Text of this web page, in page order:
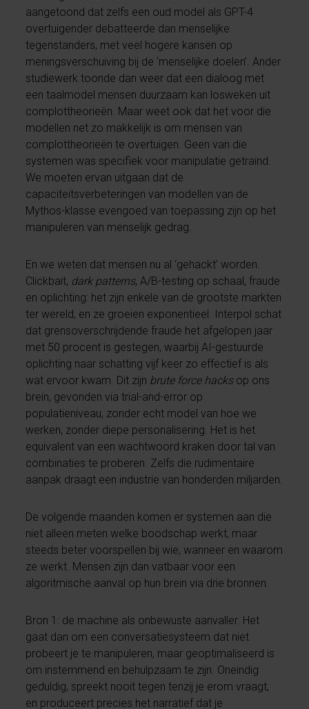
aangetoond dat zelfs een oud model als GPT-4
overtuigender debatteerde dan menselijke
tegenstanders, met veel hogere kansen op
meningsverschuiving bij de ‘menselijke doelen’. Ander
studiewerk toonde dan weer dat een dialoog met
een taalmodel mensen duurzaam kan losweken uit
complottheorieën. Maar weet ook dat het voor die
modellen net zo makkelijk is om mensen van
complottheorieën te overtuigen. Geen van die
systemen was specifiek voor manipulatie getraind.
We moeten ervan uitgaan dat de
capaciteitsverbeteringen van modellen van de
Mythos-klasse evengoed van toepassing zijn op het
manipuleren van menselijk gedrag.
En we weten dat mensen nu al ‘gehackt’ worden.
Clickbait, dark patterns, A/B-testing op schaal, fraude
en oplichting: het zijn enkele van de grootste markten
ter wereld, en ze groeien exponentieel. Interpol schat
dat grensoverschrijdende fraude het afgelopen jaar
met 50 procent is gestegen, waarbij AI-gestuurde
oplichting naar schatting vijf keer zo effectief is als
wat ervoor kwam. Dit zijn brute force hacksop ons
brein, gevonden via trial-and-error op
populatieniveau, zonder echt model van hoe we
werken, zonder diepe personalisering. Het is het
equivalent van een wachtwoord kraken door tal van
combinaties te proberen. Zelfs die rudimentaire
aanpak draagt een industrie van honderden miljarden.
De volgende maanden komen er systemen aan die
niet alleen meten welke boodschap werkt, maar
steeds beter voorspellen bij wie, wanneer en waarom
ze werkt. Mensen zijn dan vatbaar voor een
algoritmische aanval op hun brein via drie bronnen.
Bron 1: de machine als onbewuste aanvaller. Het
gaat dan om een conversatiesysteem dat niet
probeert je te manipuleren, maar geoptimaliseerd is
om instemmend en behulpzaam te zijn. Oneindig
geduldig, spreekt nooit tegen tenzij je erom vraagt,
en produceert precies het narratief dat je